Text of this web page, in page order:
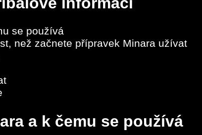
se používá
než začnete přípravek Minara užívat
a k čemu se používá